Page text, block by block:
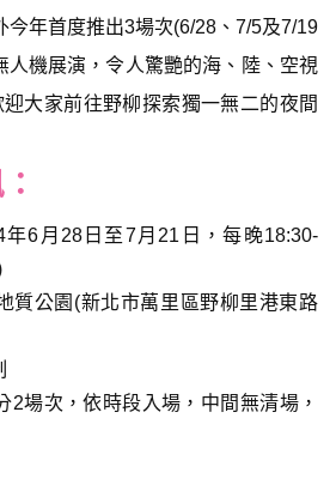
今年首度推出3場次(6/28、7/5及7/19
人機展演，令人驚艷的海、陸、空視
大家前往野柳探索獨一無二的夜間
6月28日至7月21日，每晚18:30-
質公園(新北市萬里區野柳里港東路
2場次，依時段入場，中間無清場，